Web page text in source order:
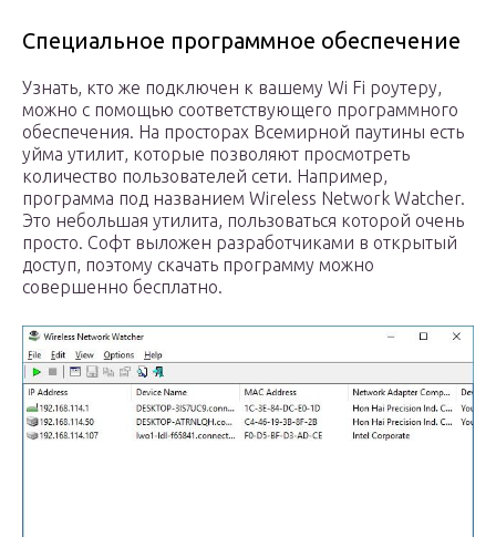
Специальное программное обеспечение
Узнать, кто же подключен к вашему Wi Fi роутеру,
можно с помощью соответствующего программного
обеспечения. На просторах Всемирной паутины есть
уйма утилит, которые позволяют просмотреть
количество пользователей сети. Например,
программа под названием Wireless Network Watcher.
Это небольшая утилита, пользоваться которой очень
просто. Софт выложен разработчиками в открытый
доступ, поэтому скачать программу можно
совершенно бесплатно.